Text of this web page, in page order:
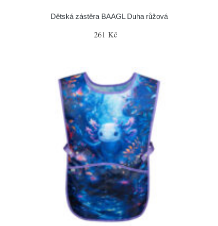
Dětská zástěra BAAGL Duha růžová
261 Kč